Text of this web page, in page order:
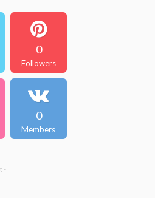
0
Followers
0
Members
-